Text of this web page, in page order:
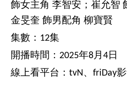
飾女主角 李智安；崔允智
金旻奎 飾男配角 柳寶賢
集數：12集
開播時間：2025年8月4日
線上看平台：tvN、friDay